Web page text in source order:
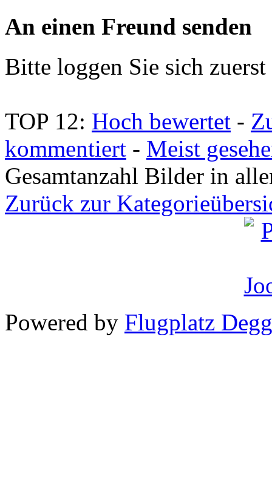
An einen Freund senden
Bitte loggen Sie sich
TOP 12: Hoch bewertet -
kommentiert - Meist
Gesamtanzahl Bilder in
Zurück zur
Powered by Flugplatz